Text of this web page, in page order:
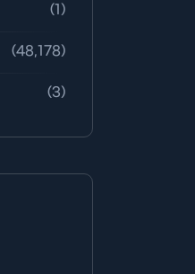
(1)
(48,178)
(3)